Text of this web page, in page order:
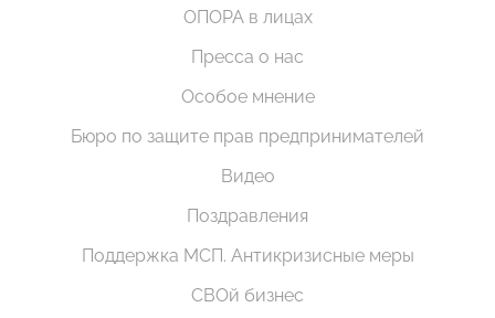
ОПОРА в лицах
Пресса о нас
Особое мнение
Бюро по защите прав предпринимателей
Видео
Поздравления
Поддержка МСП. Антикризисные меры
СВОй бизнес